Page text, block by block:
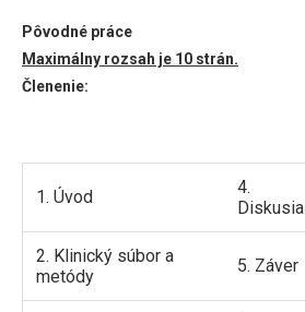
Pôvodné práce
Maximálny rozsah je 10 strán.
Členenie:
1. Úvod
4.
Diskusia
2. Klinický súbor a
metódy
5. Záver